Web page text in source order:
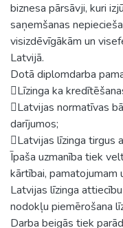
biznesa pārsāvji, kuri
saņemšanas
visizdēvīgākām un
Latvijā.
Dotā diplomdarba
Līzinga ka
Latvijas normatīvas
darījumos;
Latvijas līzinga tirgus
Īpaša uzmanība tiek
kārtībai, pamatojumam
Latvijas līzinga
nodokļu piemērošana
Darba beigās tiek